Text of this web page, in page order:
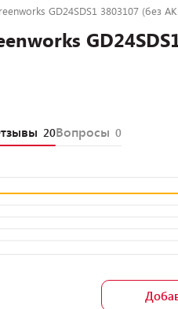
GD24SDS1 3803107 (без
20Вопросы 0